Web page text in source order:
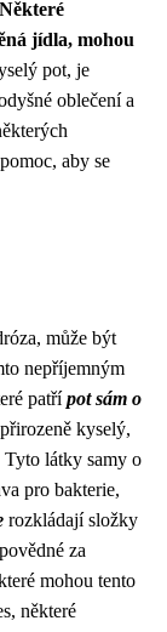
Některé
jídla, mohou
pot, je
oblečení a
aby se
může být
nepříjemným
patřípot sám o
kyselý,
Tyto látky samy o
pro bakterie,
rozkládají složky
za
mohou tento
některé